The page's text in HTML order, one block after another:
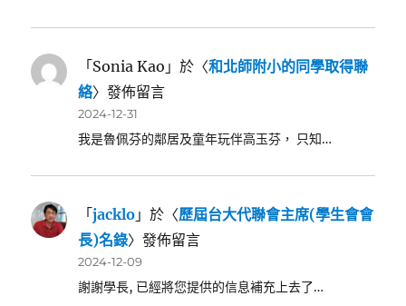
「Sonia Kao 」於〈和北師附小的同學取得聯
絡〉發佈留言
2024-12-31
我是魯佩芬的鄰居及童年玩伴高玉芬， 只知…
「jacklo 」於〈歷屆台大代聯會主席(學生會會
長)名錄〉發佈留言
2024-12-09
謝謝學長, 已經將您提供的信息補充上去了…